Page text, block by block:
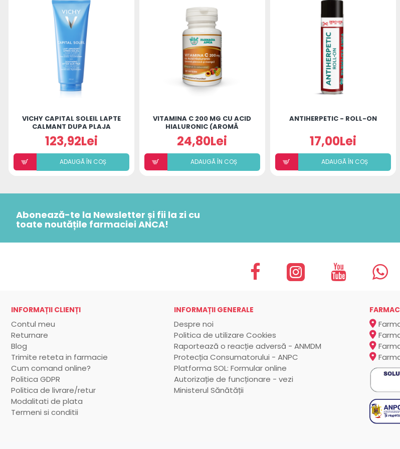
VICHY CAPITAL SOLEIL LAPTE
CALMANT DUPA PLAJA
300ML
123,92Lei
ADAUGÃ ÎN COȘ
VITAMINA C 200 MG CU ACID
HIALURONIC (AROMĂ
PIERSICĂ ȘI MANGO) X 30CP
24,80Lei
ADAUGÃ ÎN COȘ
ANTIHERPETIC - ROLL-ON
17,00Lei
ADAUGÃ ÎN COȘ
Abonează-te la Newsletter și fii la zi cu
toate noutățile farmaciei ANCA!
INFORMAȚII CLIENȚI
Contul meu
Returnare
Blog
Trimite reteta in farmacie
Cum comand online?
Politica GDPR
Politica de livrare/retur
Modalitati de plata
Termeni si conditii
INFORMAȚII GENERALE
Despre noi
Politica de utilizare Cookies
Raportează o reacție adversă - ANMDM
Protecția Consumatorului - ANPC
Platforma SOL: Formular online
Autorizație de funcționare - vezi
Ministerul Sănătății